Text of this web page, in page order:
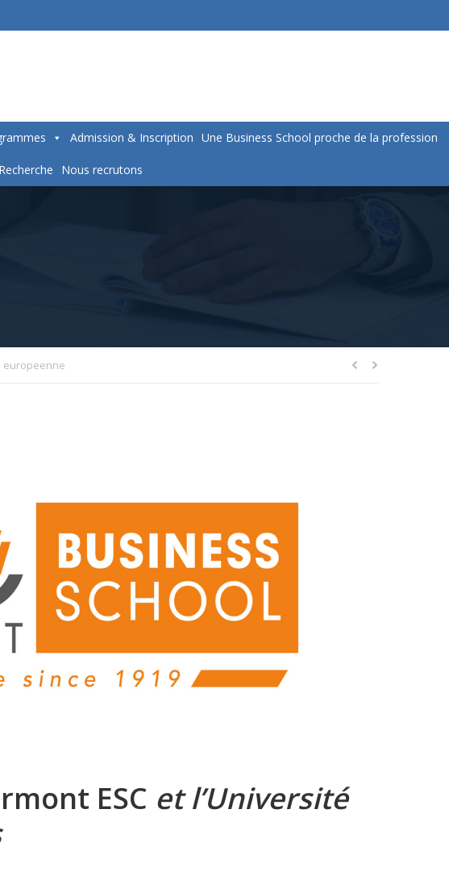
Admission & Inscription Une Business School proche de la profession
Nous recrutons
europeenne
ESC et l’Université